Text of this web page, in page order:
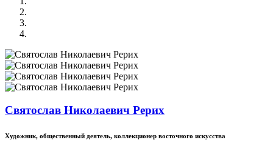
Святослав Николаевич Рерих
Художник, общественный деятель, коллекционер восточного искусства